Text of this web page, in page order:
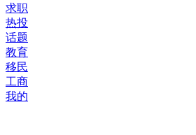
求职
热投
话题
教育
移民
工商
我的